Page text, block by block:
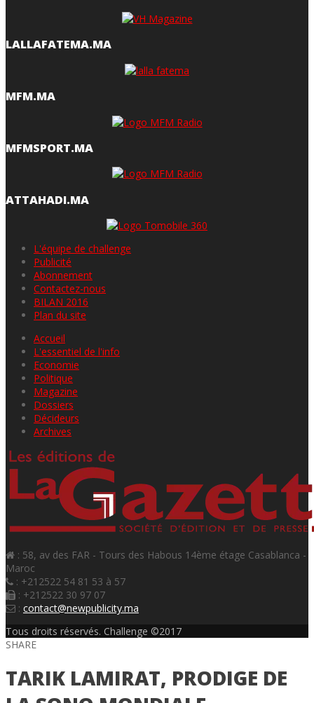
LALLAFATEMA.MA
MFM.MA
MFMSPORT.MA
ATTAHADI.MA
L'équipe de challenge
Publicité
Abonnement
Contactez-nous
BILAN 2016
Plan du site
Accueil
L'essentiel de l'info
Economie
Politique
Magazine
Dossiers
Décideurs
Archives
: 58, av des FAR - Tours des Habous 14ème étage Casablanca -
Maroc
: +212522 54 81 53 à 57
: +212522 30 97 07
: contact@newpublicity.ma
Tous droits réservés. Challenge ©2017
SHARE
TARIK LAMIRAT, PRODIGE DE